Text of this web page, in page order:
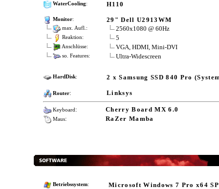
WaterCooling: H110
Monitor: 29" Dell U2913WM
max. Aufl.: 2560x1080 @ 60Hz
Reaktion: 5
Anschlüsse: VGA, HDMI, Mini-DVI
so. Features: Ultra-Widescreen
HardDisk: 2 x Samsung SSD 840 Pro
Router: Linksys
Keyboard: Cherry Board MX 6.0
Maus: RaZer Mamba
Betriebssystem: Microsoft Windows 7 Pro x64